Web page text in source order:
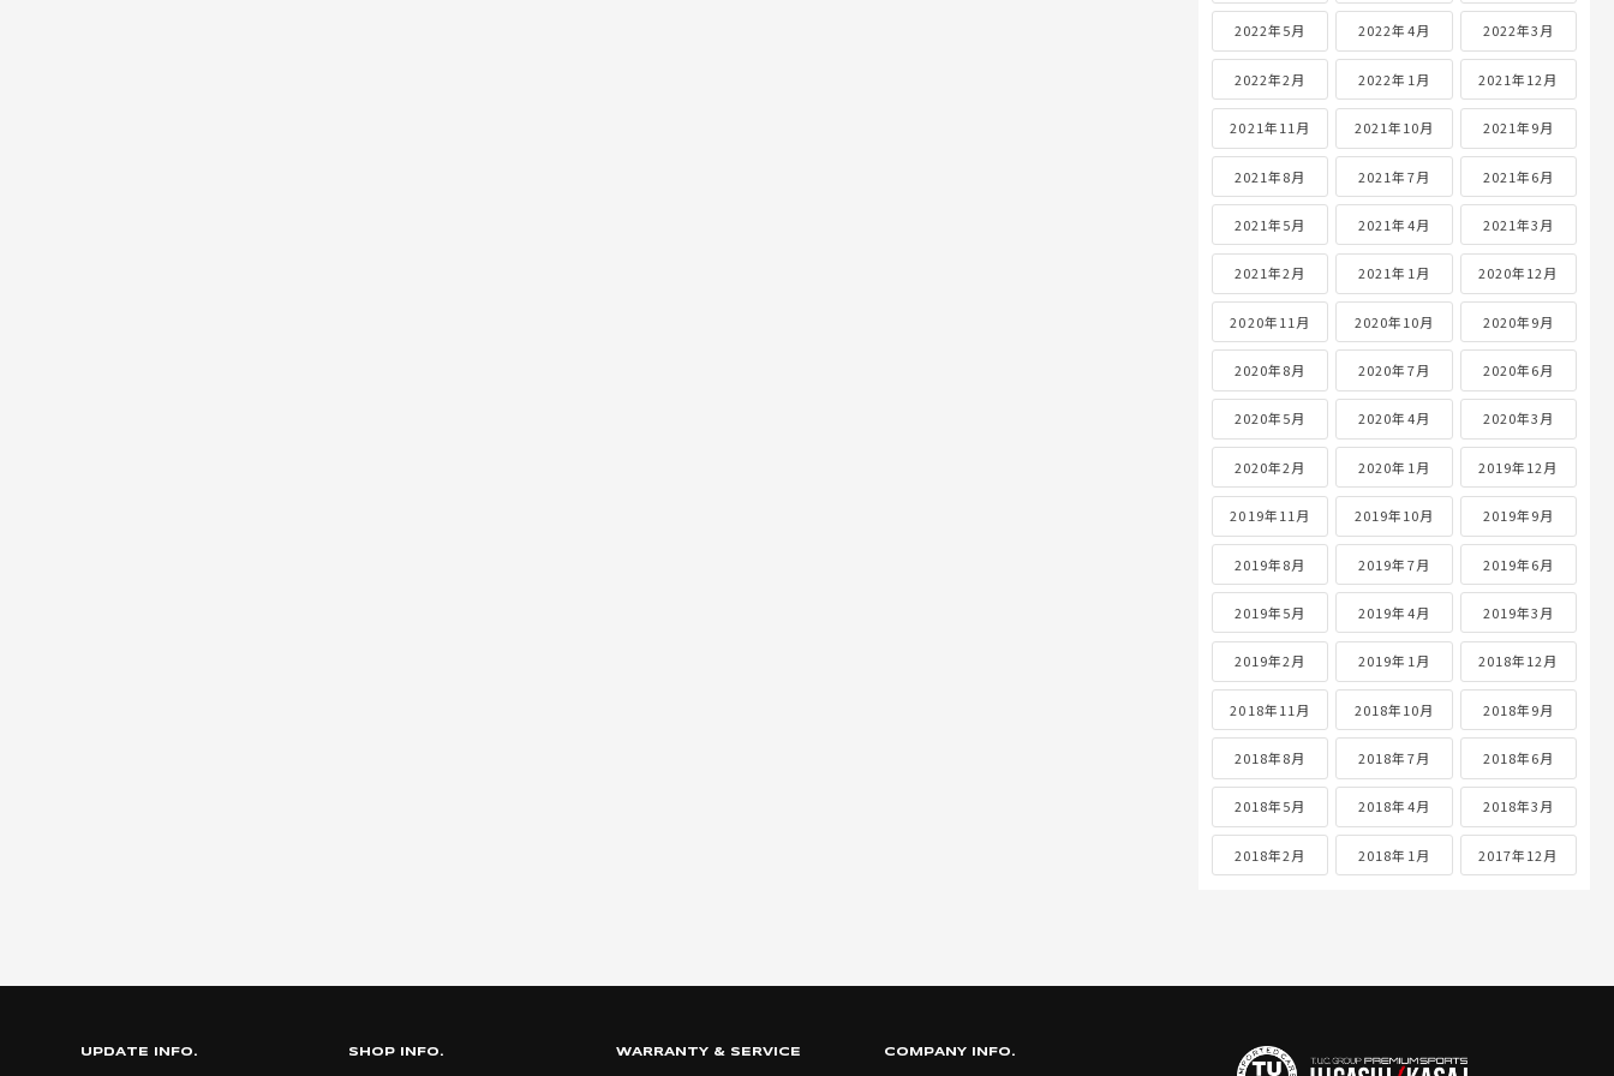
2022年5月 2022年4月 2022年3月
2022年2月 2022年1月 2021年12月
2021年11月 2021年10月 2021年9月
2021年8月 2021年7月 2021年6月
2021年5月 2021年4月 2021年3月
2021年2月 2021年1月 2020年12月
2020年11月 2020年10月 2020年9月
2020年8月 2020年7月 2020年6月
2020年5月 2020年4月 2020年3月
2020年2月 2020年1月 2019年12月
2019年11月 2019年10月 2019年9月
2019年8月 2019年7月 2019年6月
2019年5月 2019年4月 2019年3月
2019年2月 2019年1月 2018年12月
2018年11月 2018年10月 2018年9月
2018年8月 2018年7月 2018年6月
2018年5月 2018年4月 2018年3月
2018年2月 2018年1月 2017年12月
UPDATE INFO. SHOP INFO. WARRANTY & SERVICE COMPANY INFO.